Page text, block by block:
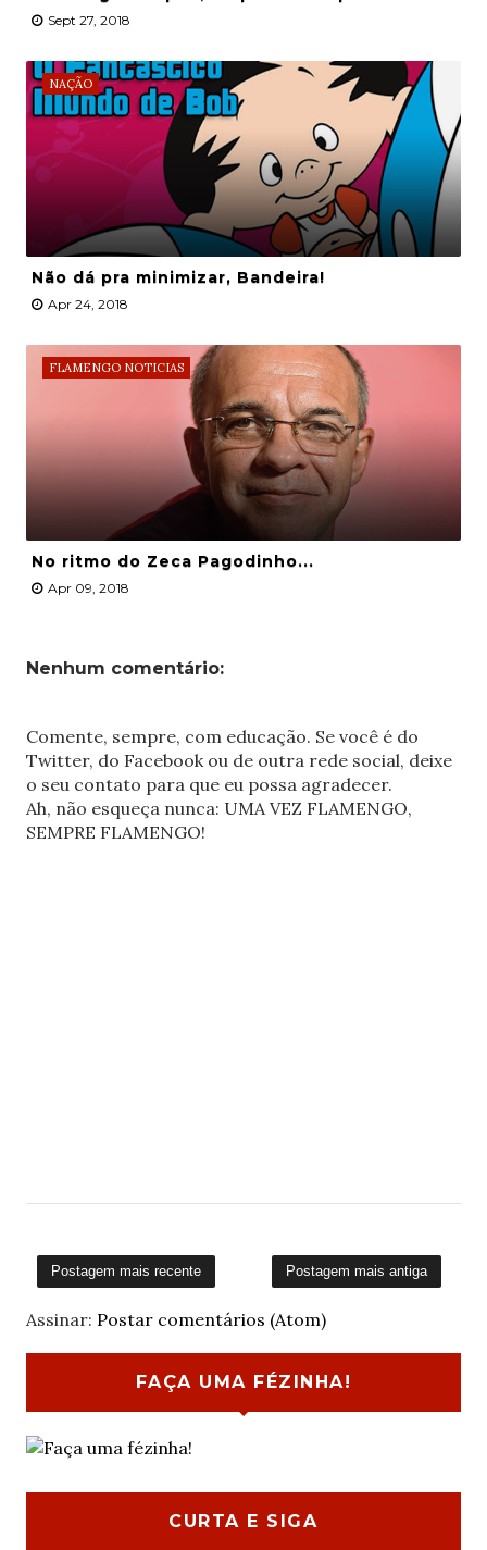
Sept 27, 2018
NAÇÃO
Não dá pra minimizar, Bandeira!
Apr 24, 2018
FLAMENGO NOTICIAS
No ritmo do Zeca Pagodinho...
Apr 09, 2018
Nenhum comentário:
Comente, sempre, com educação. Se você é do
Twitter, do Facebook ou de outra rede social, deixe
o seu contato para que eu possa agradecer.
Ah, não esqueça nunca: UMA VEZ FLAMENGO,
SEMPRE FLAMENGO!
Postagem mais recente Postagem mais antiga
Assinar: Postar comentários (Atom)
FAÇA UMA FÉZINHA!
CURTA E SIGA